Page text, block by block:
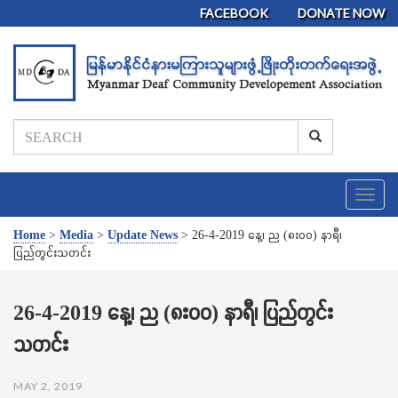
FACEBOOK DONATE NOW
T
o
Home > Media > Update News > 26-4-2019 နေ့၊ ည (၈း၀၀) နာရီ၊
ပြည်တွင်းသတင်း
26-4-2019 နေ့၊ ည (၈း၀၀) နာရီ၊ ပြည်တွင်း
သတင်း
MAY 2, 2019